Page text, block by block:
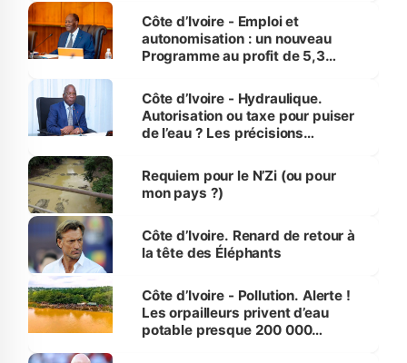
et Yamoussoukro
Côte d’Ivoire - Emploi et
autonomisation : un nouveau
Programme au profit de 5,3
Côte d’Ivoire - Hydraulique.
Autorisation ou taxe pour puiser
de l’eau ? Les précisions
Requiem pour le N’Zi (ou pour
mon pays ?)
Côte d’Ivoire. Renard de retour à
la tête des Éléphants
Côte d’Ivoire - Pollution. Alerte !
Les orpailleurs privent d’eau
potable presque 200 000